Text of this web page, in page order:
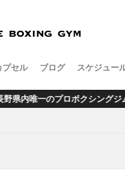
プセル ブログ スケジュー
のプロボクシングジム松本市